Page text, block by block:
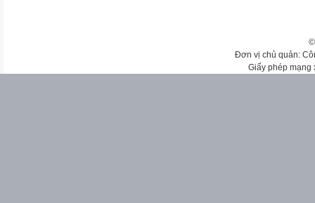
Đơn vị chủ quản:
Giấy phép mạng